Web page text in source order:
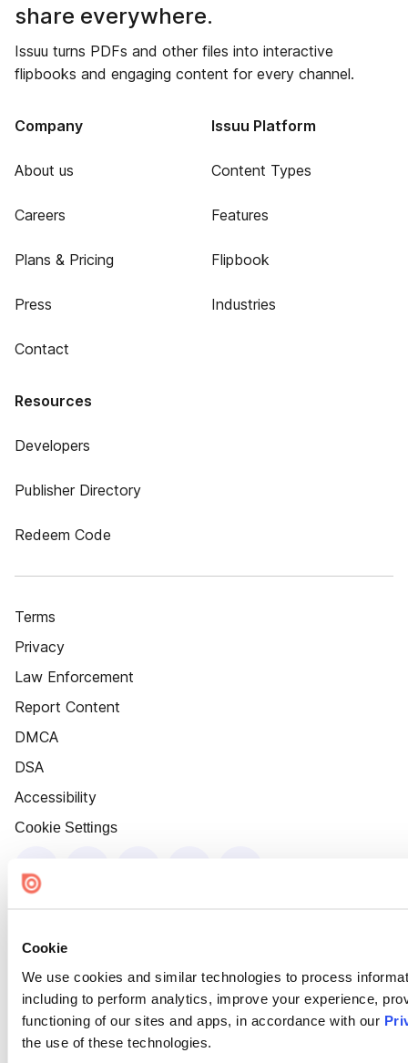
Cookie
We use cookies and similar technologies to process
including to perform analytics, improve your experience,
functioning of our sites and apps, in accordance with our
the use of these technologies.
share everywhere.
Issuu turns PDFs and other files into interactive
flipbooks and engaging content for every channel.
Company
About us
Careers
Plans & Pricing
Press
Contact
Issuu Platform
Content Types
Features
Flipbook
Industries
Resources
Developers
Publisher Directory
Redeem Code
Terms
Privacy
Law Enforcement
Report Content
DMCA
DSA
Accessibility
Cookie Settings